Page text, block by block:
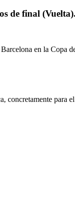
de final
en la Copa
concretamente